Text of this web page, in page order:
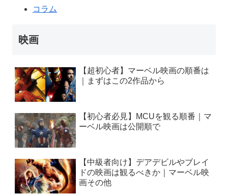
コラム
映画
【超初心者】マーベル映画の順番は
｜まずはこの2作品から
【初心者必見】MCUを観る順番｜マ
ーベル映画は公開順で
【中級者向け】デアデビルやブレイ
ドの映画は観るべきか｜マーベル映
画その他